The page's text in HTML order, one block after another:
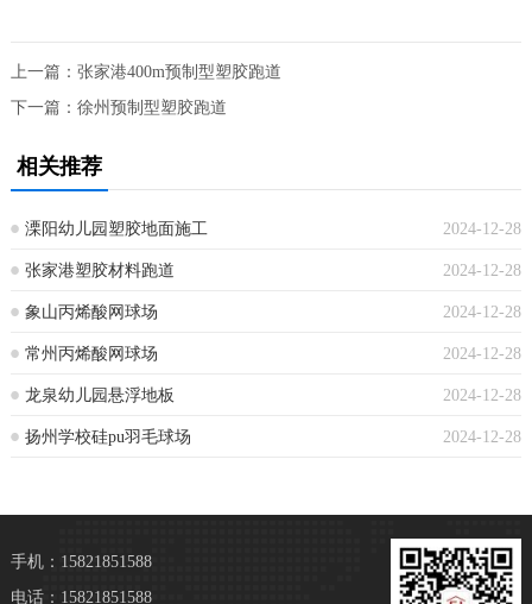
上一篇： 张家港400m预制型塑胶跑道
下一篇： 徐州预制型塑胶跑道
相关推荐
2024-12-28
溧阳幼儿园塑胶地面施工
2024-12-28
张家港塑胶材料跑道
2024-12-28
象山丙烯酸网球场
2024-12-28
常州丙烯酸网球场
2024-12-28
龙泉幼儿园悬浮地板
2024-12-28
扬州学校硅pu羽毛球场
手机：15821851588
电话：15821851588